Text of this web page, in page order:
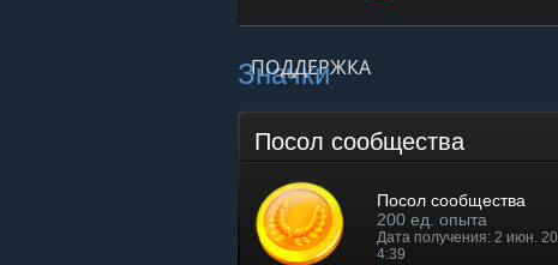
ПОДДЕРЖКА
Значки
Посол сообщества
Посол сообщества
200 ед. опыта
Дата получения: 2 июн.
4:39